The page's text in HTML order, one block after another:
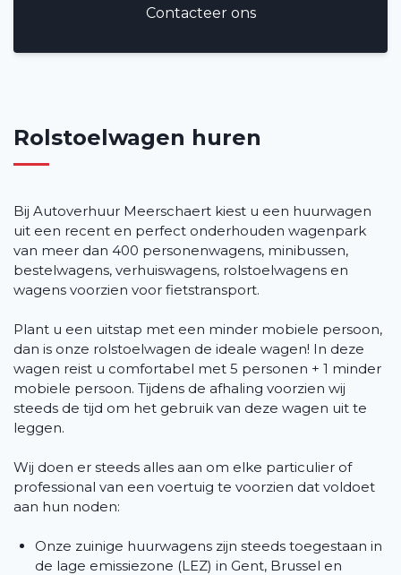
Vacatures
2
Filialen
Contacteer ons
Rolstoelwagen huren
Bij Autoverhuur Meerschaert kiest u een huurwagen
uit een recent en perfect onderhouden wagenpark
van meer dan 400 personenwagens, minibussen,
bestelwagens, verhuiswagens, rolstoelwagens en
wagens voorzien voor fietstransport.
Plant u een uitstap met een minder mobiele persoon,
dan is onze rolstoelwagen de ideale wagen! In deze
wagen reist u comfortabel met 5 personen + 1 minder
mobiele persoon. Tijdens de afhaling voorzien wij
steeds de tijd om het gebruik van deze wagen uit te
leggen.
Wij doen er steeds alles aan om elke particulier of
professional van een voertuig te voorzien dat voldoet
aan hun noden:
Onze zuinige huurwagens zijn steeds toegestaan in
de lage emissiezone (LEZ) in Gent, Brussel en